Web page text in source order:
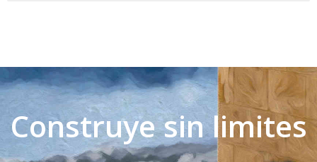
Construye sin limites